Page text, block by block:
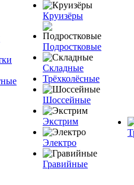
Круизёры
Подростковые
Складные
Трёхколёсные
Шоссейные
Экстрим
Электро
Гравийные